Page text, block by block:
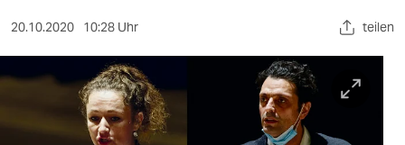
sport
berlin
20.10.2020 10:28 Uhr teilen